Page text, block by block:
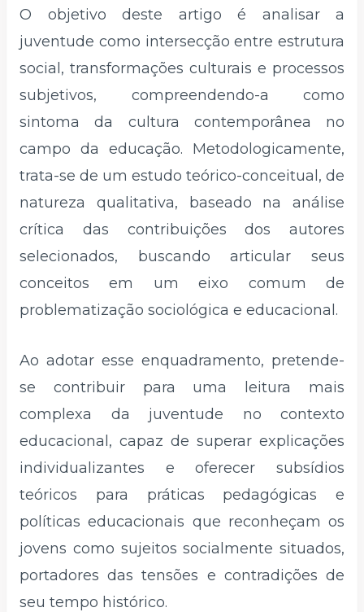
O objetivo deste artigo é analisar a
juventude como intersecção entre estrutura
social, transformações culturais e processos
subjetivos, compreendendo-a como
sintoma da cultura contemporânea no
campo da educação. Metodologicamente,
trata-se de um estudo teórico-conceitual, de
natureza qualitativa, baseado na análise
crítica das contribuições dos autores
selecionados, buscando articular seus
conceitos em um eixo comum de
problematização sociológica e educacional.
Ao adotar esse enquadramento, pretende-
se contribuir para uma leitura mais
complexa da juventude no contexto
educacional, capaz de superar explicações
individualizantes e oferecer subsídios
teóricos para práticas pedagógicas e
políticas educacionais que reconheçam os
jovens como sujeitos socialmente situados,
portadores das tensões e contradições de
seu tempo histórico.